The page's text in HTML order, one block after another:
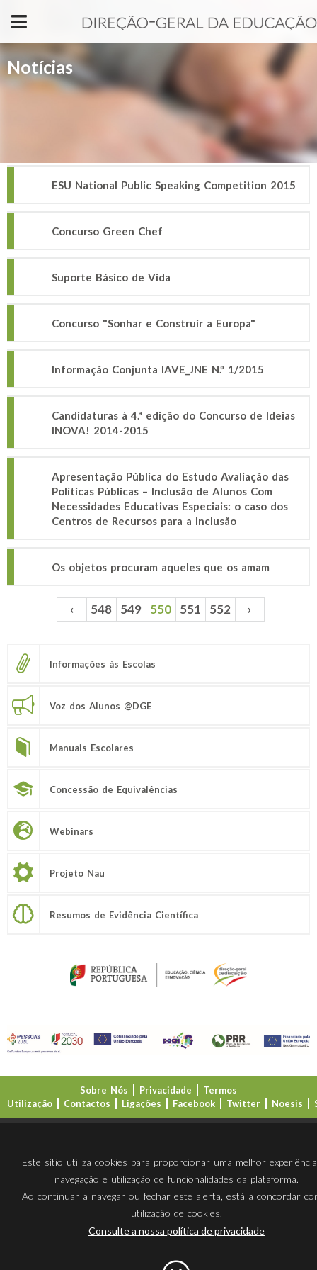
Notícias
ESU National Public Speaking Competition 2015
Concurso Green Chef
Suporte Básico de Vida
Concurso "Sonhar e Construir a Europa"
Informação Conjunta IAVE_JNE N.º 1/2015
Candidaturas à 4.ª edição do Concurso de Ideias
INOVA! 2014-2015
Apresentação Pública do Estudo Avaliação das
Políticas Públicas – Inclusão de Alunos Com
Necessidades Educativas Especiais: o caso dos
Centros de Recursos para a Inclusão
Os objetos procuram aqueles que os amam
Páginas ‹ 548 549 550 551 552 ›
Informações às Escolas
Voz dos Alunos @DGE
Manuais Escolares
Concessão de Equivalências
Webinars
Projeto Nau
Resumos de Evidência Científica
Sobre Nós Privacidade
Termos
Utilização
Contactos Ligações Facebook Twitter Noesis
Este sítio utiliza cookies para proporcionar uma melhor
navegação e utilização de funcionalidades da plataforma.
Ao continuar a navegar ou fechar este alerta, está a concordar
utilização de cookies.
Consulte a nossa política de privacidade